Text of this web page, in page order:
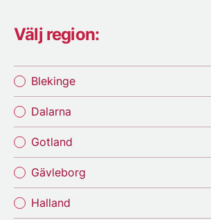
Välj region:
Blekinge
Dalarna
Gotland
Gävleborg
Halland